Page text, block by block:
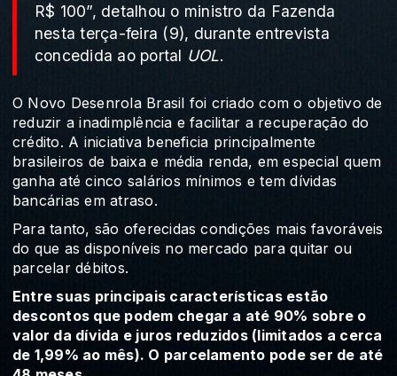
R$ 100”, detalhou o ministro da Fazenda
nesta terça-feira (9), durante entrevista
concedida ao portal UOL.
O Novo Desenrola Brasil foi criado com o objetivo de
reduzir a inadimplência e facilitar a recuperação do
crédito. A iniciativa beneficia principalmente
brasileiros de baixa e média renda, em especial quem
ganha até cinco salários mínimos e tem dívidas
bancárias em atraso.
Para tanto, são oferecidas condições mais favoráveis
do que as disponíveis no mercado para quitar ou
parcelar débitos.
Entre suas principais características estão
descontos que podem chegar a até 90% sobre o
valor da dívida e juros reduzidos (limitados a cerca
de 1,99% ao mês). O parcelamento pode ser de até